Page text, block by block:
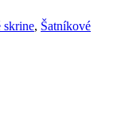
skrine, Šatníkové